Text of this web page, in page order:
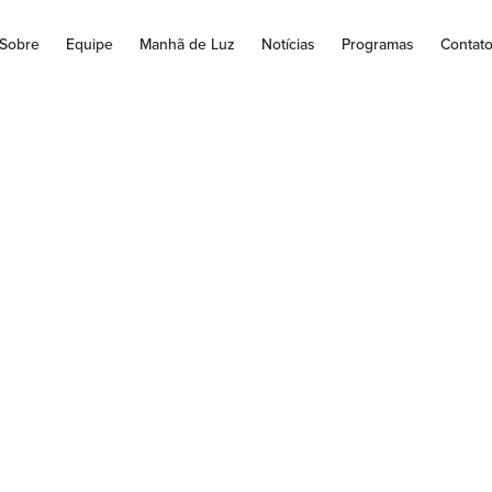
Sobre Equipe Manhã de Luz Notícias Programas Contato